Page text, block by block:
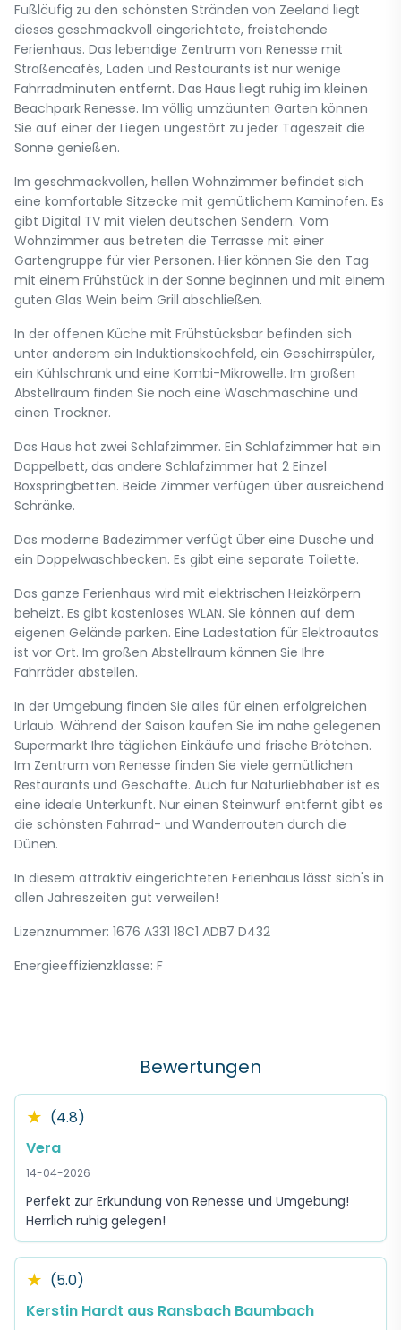
Fußläufig zu den schönsten Stränden von Zeeland liegt
dieses geschmackvoll eingerichtete, freistehende
Ferienhaus. Das lebendige Zentrum von Renesse mit
Straßencafés, Läden und Restaurants ist nur wenige
Fahrradminuten entfernt. Das Haus liegt ruhig im kleinen
Beachpark Renesse. Im völlig umzäunten Garten können
Sie auf einer der Liegen ungestört zu jeder Tageszeit die
Sonne genießen.
Im geschmackvollen, hellen Wohnzimmer befindet sich
eine komfortable Sitzecke mit gemütlichem Kaminofen. Es
gibt Digital TV mit vielen deutschen Sendern. Vom
Wohnzimmer aus betreten die Terrasse mit einer
Gartengruppe für vier Personen. Hier können Sie den Tag
mit einem Frühstück in der Sonne beginnen und mit einem
guten Glas Wein beim Grill abschließen.
In der offenen Küche mit Frühstücksbar befinden sich
unter anderem ein Induktionskochfeld, ein Geschirrspüler,
ein Kühlschrank und eine Kombi-Mikrowelle. Im großen
Abstellraum finden Sie noch eine Waschmaschine und
einen Trockner.
Das Haus hat zwei Schlafzimmer. Ein Schlafzimmer hat ein
Doppelbett, das andere Schlafzimmer hat 2 Einzel
Boxspringbetten. Beide Zimmer verfügen über ausreichend
Schränke.
Das moderne Badezimmer verfügt über eine Dusche und
ein Doppelwaschbecken. Es gibt eine separate Toilette.
Das ganze Ferienhaus wird mit elektrischen Heizkörpern
beheizt. Es gibt kostenloses WLAN. Sie können auf dem
eigenen Gelände parken. Eine Ladestation für Elektroautos
ist vor Ort. Im großen Abstellraum können Sie Ihre
Fahrräder abstellen.
In der Umgebung finden Sie alles für einen erfolgreichen
Urlaub. Während der Saison kaufen Sie im nahe gelegenen
Supermarkt Ihre täglichen Einkäufe und frische Brötchen.
Im Zentrum von Renesse finden Sie viele gemütlichen
Restaurants und Geschäfte. Auch für Naturliebhaber ist es
eine ideale Unterkunft. Nur einen Steinwurf entfernt gibt es
die schönsten Fahrrad- und Wanderrouten durch die
Dünen.
In diesem attraktiv eingerichteten Ferienhaus lässt sich's in
allen Jahreszeiten gut verweilen!
Lizenznummer: 1676 A331 18C1 ADB7 D432
Energieeffizienzklasse: F
Bewertungen
★ (4.8)
Vera
14-04-2026
Perfekt zur Erkundung von Renesse und Umgebung!
Herrlich ruhig gelegen!
★ (5.0)
Kerstin Hardt aus Ransbach Baumbach